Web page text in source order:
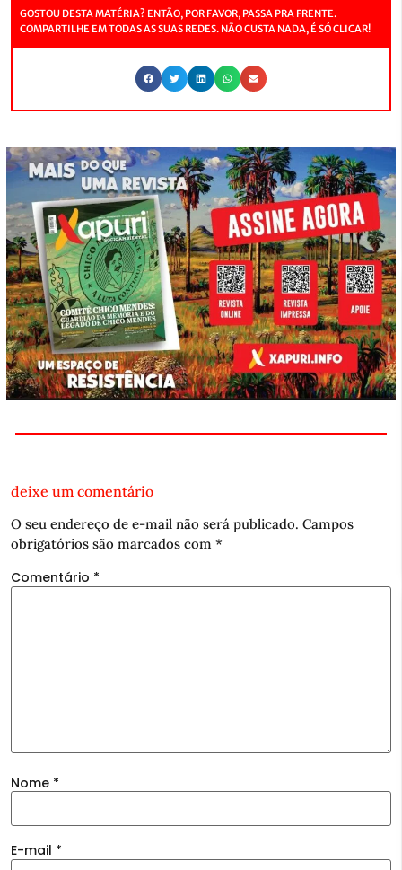
GOSTOU DESTA MATÉRIA? ENTÃO, POR FAVOR, PASSA PRA FRENTE.
COMPARTILHE EM TODAS AS SUAS REDES. NÃO CUSTA NADA, É SÓ CLICAR!
deixe um comentário
O seu endereço de e-mail não será publicado. Campos
obrigatórios são marcados com *
Comentário *
Nome *
E-mail *